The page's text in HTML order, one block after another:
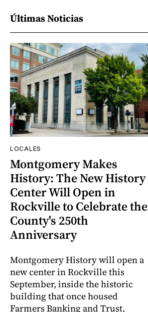
Últimas Noticias
LOCALES
Montgomery Makes
History: The New History
Center Will Open in
Rockville to Celebrate the
County's 250th
Anniversary
Montgomery History will open a
new center in Rockville this
September, inside the historic
building that once housed
Farmers Banking and Trust,